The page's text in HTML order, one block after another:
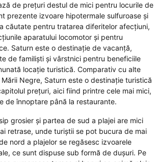
de prețuri destul de mici pentru locurile de
prezente izvoare hipotermale sulfuroase și
căutate pentru tratarea diferitelor afecțiuni,
aparatului locomotor și pentru
Saturn este o destinație de vacanță,
de familiști și vârstnici pentru beneficiile
locație turistică. Comparativ cu alte
Negre, Saturn este o destinație turistică
prețuri, aici fiind printre cele mai mici,
de înnoptare până la restaurante.
grosier și partea de sud a plajei are mici
retrase, unde turiștii se pot bucura de mai
nord a plajelor se regăsesc izvoarele
ce sunt dispuse sub formă de dușuri. Pe